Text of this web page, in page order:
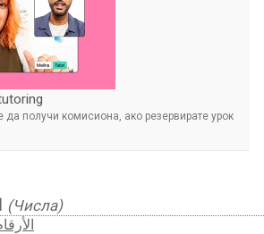
(Числа)
получи комисиона, ако резервирате урок